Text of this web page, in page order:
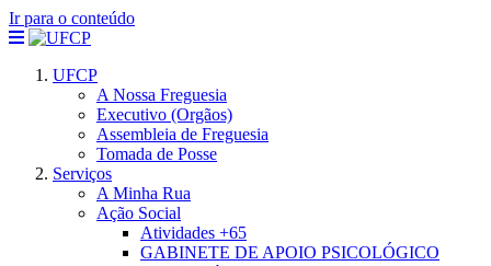
Ir para o conteúdo
UFCP
A Nossa Freguesia
Executivo (Orgãos)
Assembleia de Freguesia
Tomada de Posse
Serviços
A Minha Rua
Ação Social
Atividades +65
GABINETE DE APOIO PSICOLÓGICO